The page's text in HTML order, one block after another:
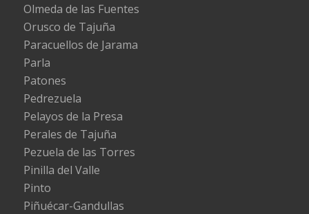
Olmeda de las Fuentes
Orusco de Tajuña
Paracuellos de Jarama
Parla
Patones
Pedrezuela
Pelayos de la Presa
Perales de Tajuña
Pezuela de las Torres
Pinilla del Valle
Pinto
Piñuécar-Gandullas